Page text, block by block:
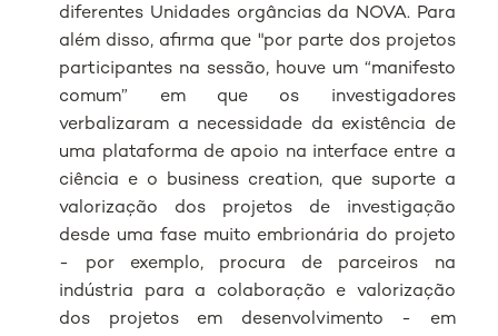
diferentes Unidades orgâncias da NOVA. Para
além disso, afirma que "por parte dos projetos
participantes na sessão, houve um “manifesto
comum” em que os investigadores
verbalizaram a necessidade da existência de
uma plataforma de apoio na interface entre a
ciência e o business creation, que suporte a
valorização dos projetos de investigação
desde uma fase muito embrionária do projeto
- por exemplo, procura de parceiros na
indústria para a colaboração e valorização
dos projetos em desenvolvimento - em